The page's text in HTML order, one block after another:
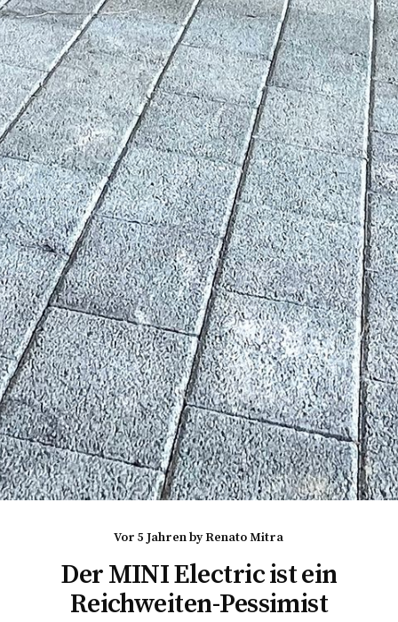
vor 5 JahrenbyRenato Mitra
Der MINI Electric ist ein
Reichweiten-Pessimist